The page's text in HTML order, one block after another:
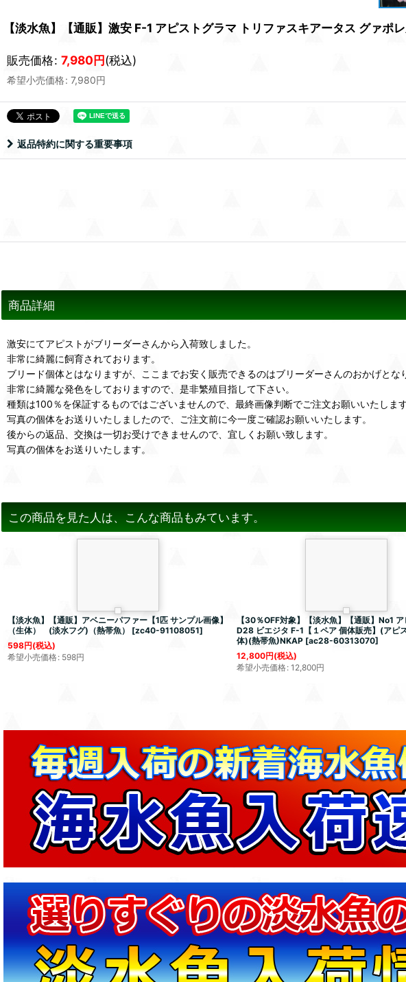
【淡水魚】【通販】激安 F-1 アピストグラマ トリファスキアータス グァ
販売価格: 7,980円(税込)
希望小売価格: 7,980円
返品特約に関する重要事項
商品詳細
激安にてアピストがブリーダーさんから入荷致しました。
非常に綺麗に飼育されております。
ブリード個体とはなりますが、ここまでお安く販売できるのはブリーダーさんのおかげとな
非常に綺麗な発色をしておりますので、是非繁殖目指して下さい。
種類は100％を保証するものではございませんので、最終画像判断でご注文お願いいたします
写真の個体をお送りいたしましたので、ご注文前に今一度ご確認お願いいたします。
後からの返品、交換は一切お受けできませんので、宜しくお願い致します。
写真の個体をお送りいたします。
この商品を見た人は、こんな商品もみています。
【淡水魚】【通販】アベニーパファー【1匹 サンプル画像】
（生体） (淡水フグ)（熱帯魚）
[zc40-91108051]
598円(税込)
希望小売価格: 598円
【30％OFF対象】【淡水魚】【通販】No1
D28 ビエジタ F-1【１ペア 個体販売】(アピ
体)(熱帯魚)NKAP [ac28-60313070]
12,800円(税込)
希望小売価格: 12,800円